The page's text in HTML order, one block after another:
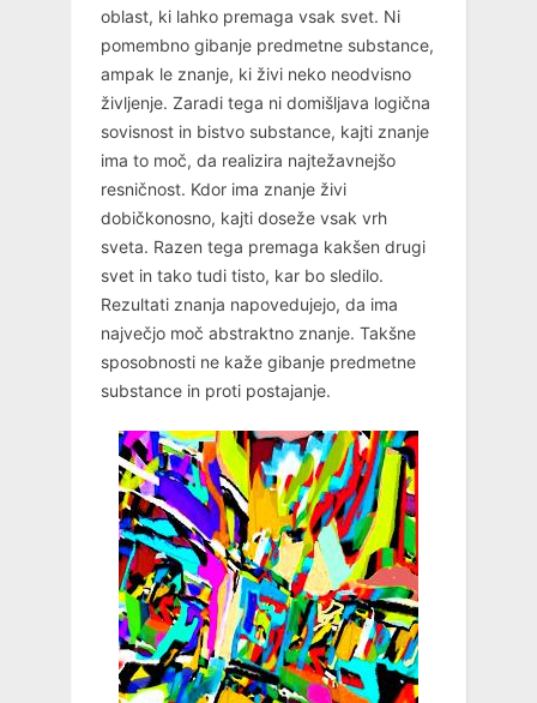
oblast, ki lahko premaga vsak svet. Ni
pomembno gibanje predmetne substance,
ampak le znanje, ki živi neko neodvisno
življenje. Zaradi tega ni domišljava logična
sovisnost in bistvo substance, kajti znanje
ima to moč, da realizira najtežavnejšo
resničnost. Kdor ima znanje živi
dobičkonosno, kajti doseže vsak vrh
sveta. Razen tega premaga kakšen drugi
svet in tako tudi tisto, kar bo sledilo.
Rezultati znanja napovedujejo, da ima
največjo moč abstraktno znanje. Takšne
sposobnosti ne kaže gibanje predmetne
substance in proti postajanje.